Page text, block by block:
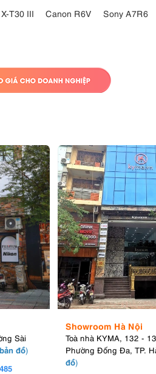
T30 III Canon R6V
Sony A7R6
Sài
đồ)
Showroom Hà Nội
Toà nhà KYMA, 132 -
Phường Đống Đa, TP.
đồ)